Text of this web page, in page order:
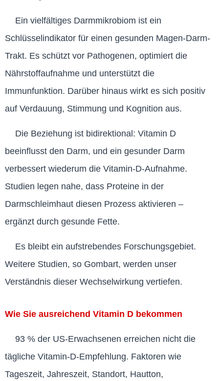
Ein vielfältiges Darmmikrobiom ist ein
Schlüsselindikator für einen gesunden Magen-Darm-
Trakt. Es schützt vor Pathogenen, optimiert die
Nährstoffaufnahme und unterstützt die
Immunfunktion. Darüber hinaus wirkt es sich positiv
auf Verdauung, Stimmung und Kognition aus.
Die Beziehung ist bidirektional: Vitamin D
beeinflusst den Darm, und ein gesunder Darm
verbessert wiederum die Vitamin-D-Aufnahme.
Studien legen nahe, dass Proteine in der
Darmschleimhaut diesen Prozess aktivieren –
ergänzt durch gesunde Fette.
Es bleibt ein aufstrebendes Forschungsgebiet.
Weitere Studien, so Gombart, werden unser
Verständnis dieser Wechselwirkung vertiefen.
Wie Sie ausreichend Vitamin D bekommen
93 % der US-Erwachsenen erreichen nicht die
tägliche Vitamin-D-Empfehlung. Faktoren wie
Tageszeit, Jahreszeit, Standort, Hautton,